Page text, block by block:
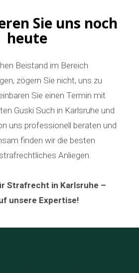
Sie uns noch
heute
Beistand im Bereich
zögern Sie nicht, uns zu
Sie einen Termin mit
Guski Such in Karlsruhe und
uns professionell beraten und
finden wir die besten
Anliegen.
Strafrecht in Karlsruhe –
unsere Expertise!